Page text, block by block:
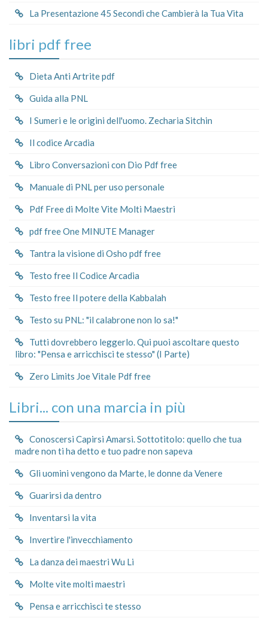
La Presentazione 45 Secondi che Cambierà la Tua Vita
libri pdf free
Dieta Anti Artrite pdf
Guida alla PNL
I Sumeri e le origini dell'uomo. Zecharia Sitchin
Il codice Arcadia
Libro Conversazioni con Dio Pdf free
Manuale di PNL per uso personale
Pdf Free di Molte Vite Molti Maestri
pdf free One MINUTE Manager
Tantra la visione di Osho pdf free
Testo free Il Codice Arcadia
Testo free Il potere della Kabbalah
Testo su PNL: "il calabrone non lo sa!"
Tutti dovrebbero leggerlo. Qui puoi ascoltare questo
libro: "Pensa e arricchisci te stesso" (I Parte)
Zero Limits Joe Vitale Pdf free
Libri... con una marcia in più
Conoscersi Capirsi Amarsi. Sottotitolo: quello che tua
madre non ti ha detto e tuo padre non sapeva
Gli uomini vengono da Marte, le donne da Venere
Guarirsi da dentro
Inventarsi la vita
Invertire l'invecchiamento
La danza dei maestri Wu Li
Molte vite molti maestri
Pensa e arricchisci te stesso